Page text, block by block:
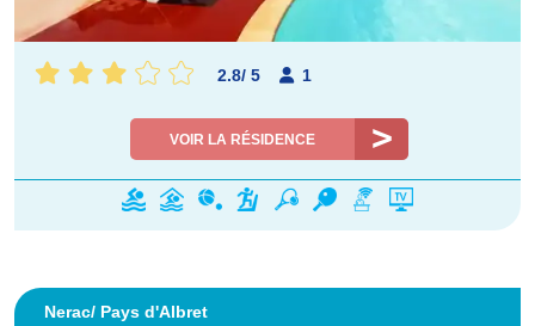
2.8/ 5 1
VOIR LA RÉSIDENCE
Nerac/ Pays d'Albret